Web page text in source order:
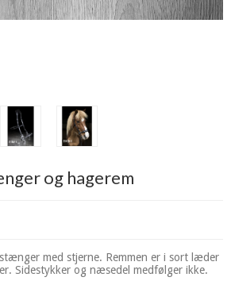
og hagerem
med stjerne. Remmen er i sort læder
Sidestykker og næsedel medfølger ikke.